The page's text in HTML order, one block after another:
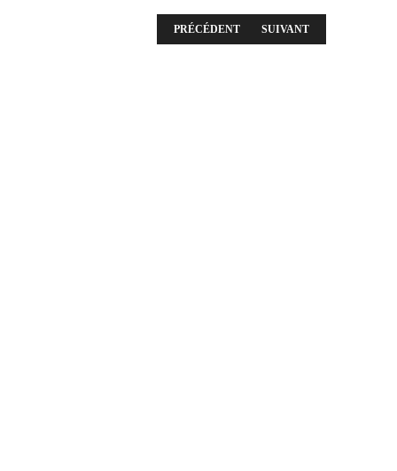
ARTICLE PRÉCÉDENT : RÉUNION DU 4
PRÉCÉDENT ARTICLE SUIVANT :
SUIVANT